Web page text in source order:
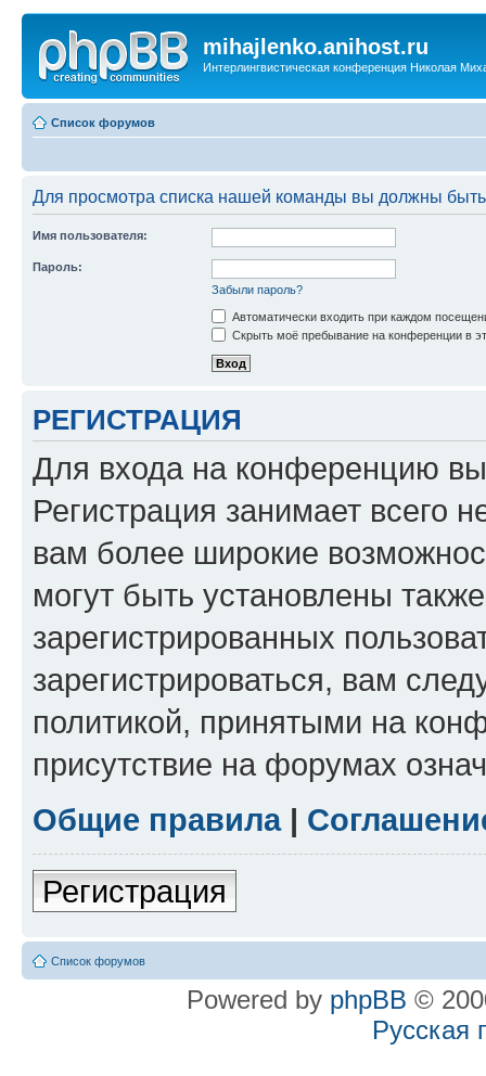
mihajlenko.anihost.ru
Интерлингвистическая конференция Николая
Список форумов
Для просмотра списка нашей команды вы должны
Имя пользователя:
Пароль:
Забыли пароль?
Автоматически входить при каждом
Скрыть моё пребывание на конференции в
РЕГИСТРАЦИЯ
Для входа на конференцию
Регистрация занимает всего
вам более широкие
могут быть установлены
зарегистрированных
зарегистрироваться, вам
политикой, принятыми на
присутствие на форумах
Общие правила|
Регистрация
Список форумов
Powered by phpBB ©
Русская